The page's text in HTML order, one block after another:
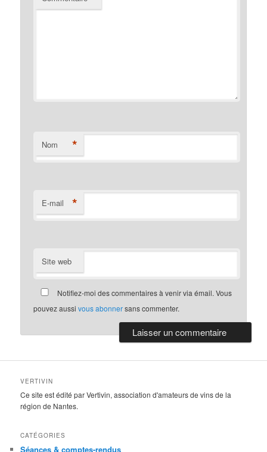
Nom *
E-mail *
Site web
Notifiez-moi des commentaires à venir via émail. Vous
pouvez aussivous abonnersans commenter.
VERTIVIN
Ce site est édité par Vertivin, association d'amateurs de vins de la
région de Nantes.
CATÉGORIES
Séances & comptes-rendus